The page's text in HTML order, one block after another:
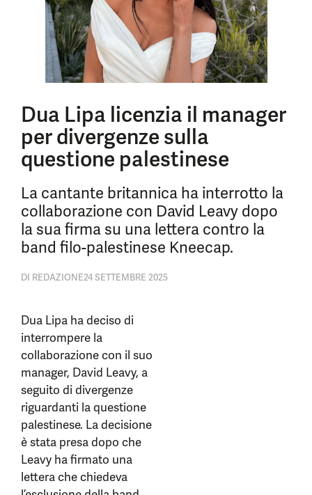
Dua Lipa licenzia il manager
per divergenze sulla
questione palestinese
La cantante britannica ha interrotto la
collaborazione con David Leavy dopo
la sua firma su una lettera contro la
band filo-palestinese Kneecap.
DI REDAZIONE24 SETTEMBRE 2025
Dua Lipa ha deciso di
interrompere la
collaborazione con il suo
manager, David Leavy, a
seguito di divergenze
riguardanti la questione
palestinese. La decisione
è stata presa dopo che
Leavy ha firmato una
lettera che chiedeva